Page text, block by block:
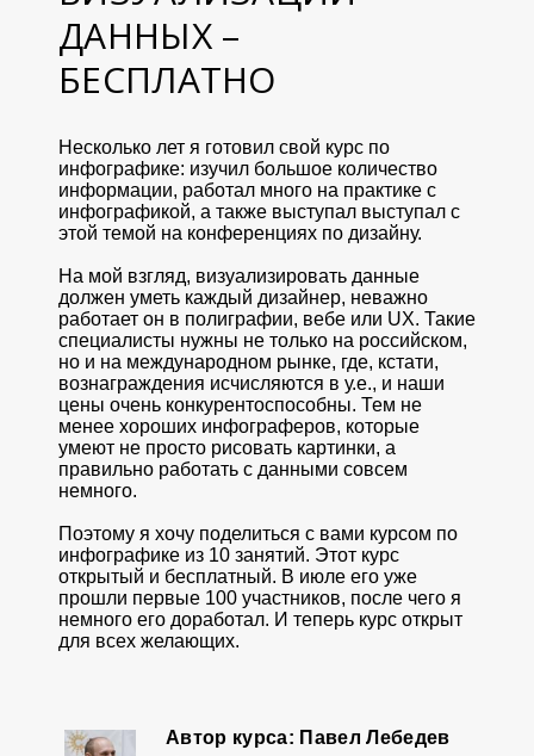
ДАННЫХ –
БЕСПЛАТНО
Несколько лет я готовил свой курс по
инфографике: изучил большое количество
информации, работал много на практике с
инфографикой, а также выступал выступал с
этой темой на конференциях по дизайну.
На мой взгляд, визуализировать данные
должен уметь каждый дизайнер, неважно
работает он в полиграфии, вебе или UX. Такие
специалисты нужны не только на российском,
но и на международном рынке, где, кстати,
вознаграждения исчисляются в у.е., и наши
цены очень конкурентоспособны. Тем не
менее хороших инфограферов, которые
умеют не просто рисовать картинки, а
правильно работать с данными совсем
немного.
Поэтому я хочу поделиться с вами курсом по
инфографике из 10 занятий. Этот курс
открытый и бесплатный. В июле его уже
прошли первые 100 участников, после чего я
немного его доработал. И теперь курс открыт
для всех желающих.
Автор курса: Павел Лебедев